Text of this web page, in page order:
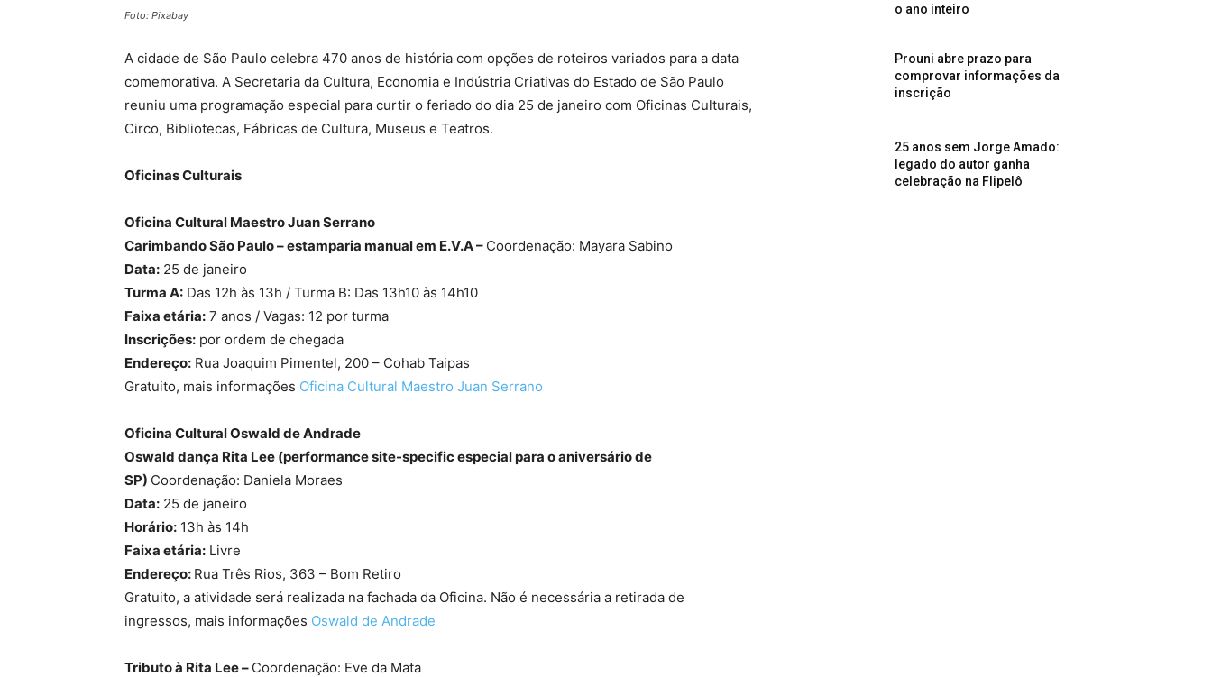
Foto: Pixabay
A cidade de São Paulo celebra 470 anos de história com opções de roteiros variados para a data
comemorativa. A Secretaria da Cultura, Economia e Indústria Criativas do Estado de São Paulo
reuniu uma programação especial para curtir o feriado do dia 25 de janeiro com Oficinas Culturais,
Circo, Bibliotecas, Fábricas de Cultura, Museus e Teatros.
Oficinas Culturais
Oficina Cultural Maestro Juan Serrano
Carimbando São Paulo – estamparia manual em E.V.A – Coordenação: Mayara Sabino
Data: 25 de janeiro
Turma A: Das 12h às 13h / Turma B: Das 13h10 às 14h10
Faixa etária: 7 anos / Vagas: 12 por turma
Inscrições: por ordem de chegada
Endereço: Rua Joaquim Pimentel, 200 – Cohab Taipas
Gratuito, mais informações Oficina Cultural Maestro Juan Serrano
Oficina Cultural Oswald de Andrade
Oswald dança Rita Lee (performance site-specific especial para o aniversário de
SP) Coordenação: Daniela Moraes
Data: 25 de janeiro
Horário: 13h às 14h
Faixa etária: Livre
Endereço: Rua Três Rios, 363 – Bom Retiro
Gratuito, a atividade será realizada na fachada da Oficina. Não é necessária a retirada de
ingressos, mais informações Oswald de Andrade
Tributo à Rita Lee – Coordenação: Eve da Mata
o ano inteiro
Prouni abre prazo para
comprovar informações da
inscrição
25 anos sem Jorge Amado:
legado do autor ganha
celebração na Flipelô